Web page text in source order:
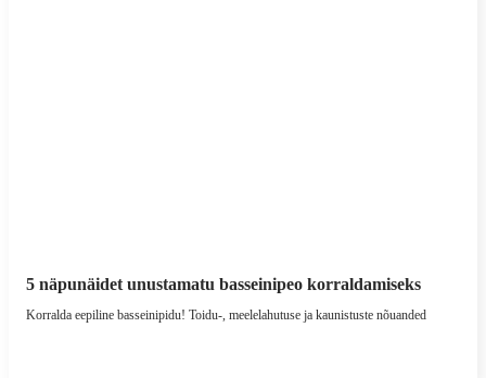
5 näpunäidet unustamatu basseinipeo korraldamiseks
Korralda eepiline basseinipidu! Toidu-, meelelahutuse ja kaunistuste nõuanded